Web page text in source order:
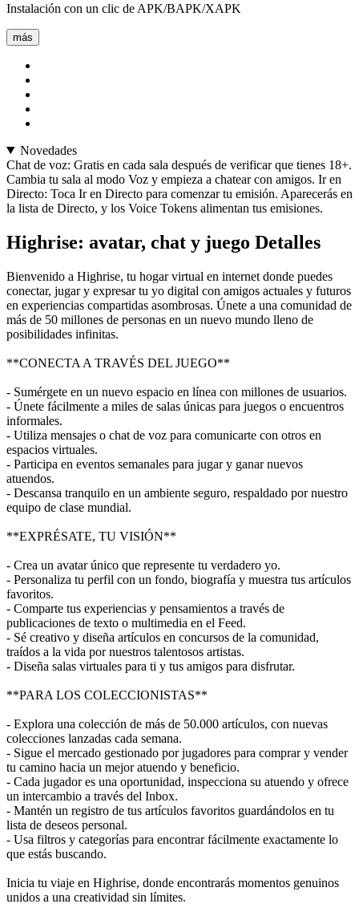
Instalación con un clic de APK/BAPK/XAPK
más
Novedades
Chat de voz: Gratis en cada sala después de verificar que tienes 18+.
Cambia tu sala al modo Voz y empieza a chatear con amigos. Ir en
Directo: Toca Ir en Directo para comenzar tu emisión. Aparecerás en
la lista de Directo, y los Voice Tokens alimentan tus emisiones.
Highrise: avatar, chat y juego Detalles
Bienvenido a Highrise, tu hogar virtual en internet donde puedes
conectar, jugar y expresar tu yo digital con amigos actuales y futuros
en experiencias compartidas asombrosas. Únete a una comunidad de
más de 50 millones de personas en un nuevo mundo lleno de
posibilidades infinitas.
**CONECTA A TRAVÉS DEL JUEGO**
- Sumérgete en un nuevo espacio en línea con millones de usuarios.
- Únete fácilmente a miles de salas únicas para juegos o encuentros
informales.
- Utiliza mensajes o chat de voz para comunicarte con otros en
espacios virtuales.
- Participa en eventos semanales para jugar y ganar nuevos
atuendos.
- Descansa tranquilo en un ambiente seguro, respaldado por nuestro
equipo de clase mundial.
**EXPRÉSATE, TU VISIÓN**
- Crea un avatar único que represente tu verdadero yo.
- Personaliza tu perfil con un fondo, biografía y muestra tus artículos
favoritos.
- Comparte tus experiencias y pensamientos a través de
publicaciones de texto o multimedia en el Feed.
- Sé creativo y diseña artículos en concursos de la comunidad,
traídos a la vida por nuestros talentosos artistas.
- Diseña salas virtuales para ti y tus amigos para disfrutar.
**PARA LOS COLECCIONISTAS**
- Explora una colección de más de 50.000 artículos, con nuevas
colecciones lanzadas cada semana.
- Sigue el mercado gestionado por jugadores para comprar y vender
tu camino hacia un mejor atuendo y beneficio.
- Cada jugador es una oportunidad, inspecciona su atuendo y ofrece
un intercambio a través del Inbox.
- Mantén un registro de tus artículos favoritos guardándolos en tu
lista de deseos personal.
- Usa filtros y categorías para encontrar fácilmente exactamente lo
que estás buscando.
Inicia tu viaje en Highrise, donde encontrarás momentos genuinos
unidos a una creatividad sin límites.